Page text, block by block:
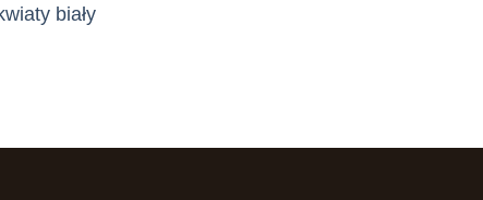
biały